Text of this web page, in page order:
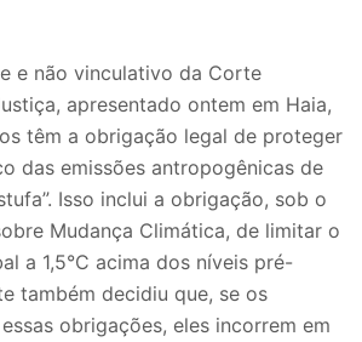
e não vinculativo da Corte
apresentado ontem em Haia,
têm a obrigação legal de proteger
das emissões antropogênicas de
Isso inclui a obrigação, sob o
Mudança Climática, de limitar o
a 1,5°C acima dos níveis pré-
também decidiu que, se os
obrigações, eles incorrem em